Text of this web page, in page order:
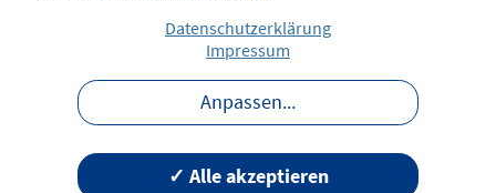
zum Versicherungsvertrieb, die von
Versicherungsunternehmen zu beachten sind,
hat die Bundesanstalt für
Finanzdienstleistungsaufsicht auf ihrer
Homepage veröffentlicht, auf die an dieser
Stelle verwiesen wird.
Datenschutzerklärung
Impressum
Anpassen...
✓ Alle akzeptieren